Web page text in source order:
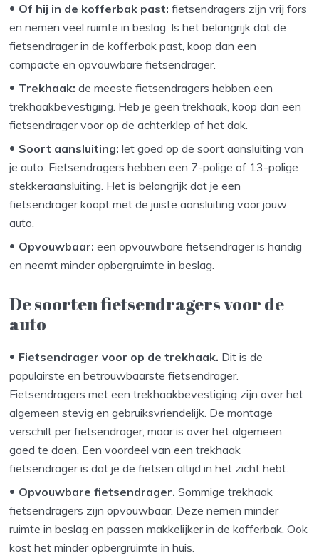
Of hij in de kofferbak past: fietsendragers zijn vrij fors
en nemen veel ruimte in beslag. Is het belangrijk dat de
fietsendrager in de kofferbak past, koop dan een
compacte en opvouwbare fietsendrager.
Trekhaak:de meeste fietsendragers hebben een
trekhaakbevestiging. Heb je geen trekhaak, koop dan een
fietsendrager voor op de achterklep of het dak.
Soort aansluiting: let goed op de soort aansluiting van
je auto. Fietsendragers hebben een 7-polige of 13-polige
stekkeraansluiting. Het is belangrijk dat je een
fietsendrager koopt met de juiste aansluiting voor jouw
auto.
Opvouwbaar:een opvouwbare fietsendrager is handig
en neemt minder opbergruimte in beslag.
De soorten fietsendragers voor de
auto
Fietsendrager voor op de trekhaak. Dit is de
populairste en betrouwbaarste fietsendrager.
Fietsendragers met een trekhaakbevestiging zijn over het
algemeen stevig en gebruiksvriendelijk. De montage
verschilt per fietsendrager, maar is over het algemeen
goed te doen. Een voordeel van een trekhaak
fietsendrager is dat je de fietsen altijd in het zicht hebt.
Opvouwbare fietsendrager.Sommige trekhaak
fietsendragers zijn opvouwbaar. Deze nemen minder
ruimte in beslag en passen makkelijker in de kofferbak. Ook
kost het minder opbergruimte in huis.